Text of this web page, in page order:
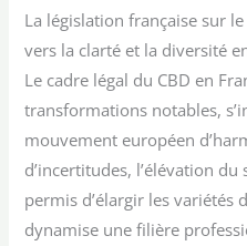
La législation française sur
vers la clarté et la diversité
Le cadre légal du CBD en
transformations notables,
mouvement européen
d’incertitudes, l’élévation du
permis d’élargir les variétés
dynamise une filière